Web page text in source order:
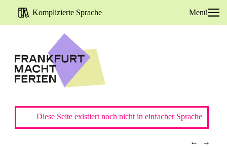
Komplizierte Sprache Menü
Diese Seite existiert noch nicht in einfacher Sprache
← →